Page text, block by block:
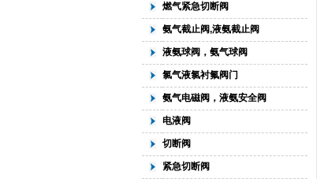
燃气紧急切断阀
氨气截止阀,液氨截止阀
液氨球阀，氨气球阀
氯气液氯衬氟阀门
氨气电磁阀，液氨安全阀
电液阀
切断阀
紧急切断阀